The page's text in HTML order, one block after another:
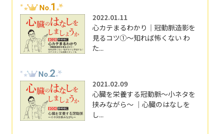
No.1
2022.01.11
心カテまるわかり｜冠動脈造影を
見るコツ①～知れば怖くない わ
た...
No.2
2021.02.09
心臓を栄養する冠動脈～小ネタを
挟みながら～ ｜心臓のはなしを
し...